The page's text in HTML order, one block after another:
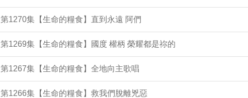
第1270集【生命的糧食】直到永遠 阿們
第1269集【生命的糧食】國度 權柄 榮耀都是祢的
第1267集【生命的糧食】全地向主歌唱
第1266集【生命的糧食】救我們脫離兇惡